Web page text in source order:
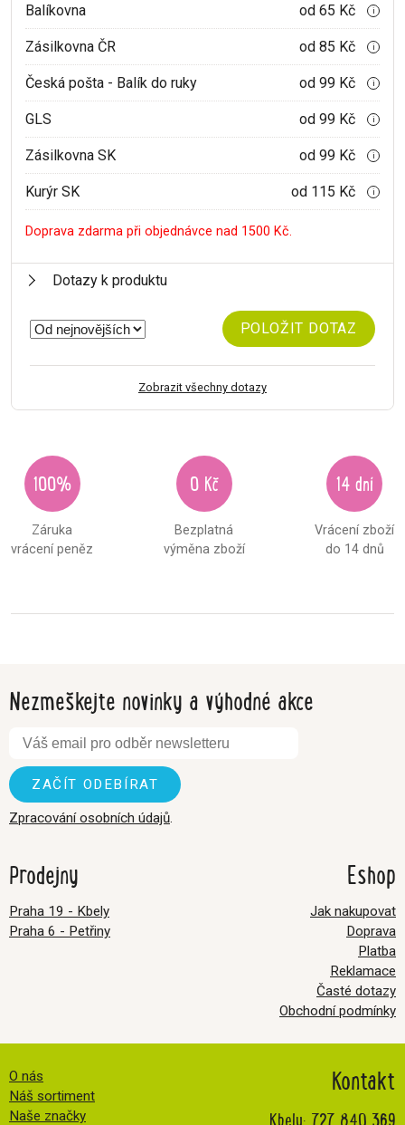
Balíkovna od 65 Kč i
Zásilkovna ČR od 85 Kč i
Česká pošta - Balík do ruky od 99 Kč i
GLS od 99 Kč i
Zásilkovna SK od 99 Kč i
Kurýr SK od 115 Kč i
Doprava zdarma při objednávce nad 1500 Kč.
Dotazy k produktu
POLOŽIT DOTAZ
Zobrazit všechny dotazy
100%
Záruka
vrácení peněz
0 Kč
Bezplatná
výměna zboží
14 dní
Vrácení zboží
do 14 dnů
Nezmeškejte novinky a výhodné akce
Zpracování osobních údajů.
Prodejny
Praha 19 - Kbely
Praha 6 - Petřiny
Kontakt
Kbely: 727 840 369
Eshop
Jak nakupovat
Doprava
Platba
Reklamace
Časté dotazy
Obchodní podmínky
O nás
Náš sortiment
Naše značky